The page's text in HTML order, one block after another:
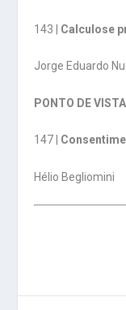
143 | Calculose
Jorge Eduardo
PONTO DE VISTA
147 |
Hélio Begliomini